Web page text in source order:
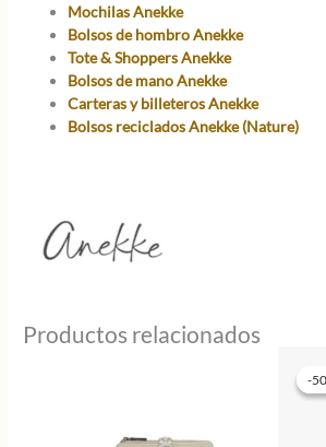
Mochilas Anekke
Bolsos de hombro Anekke
Tote & Shoppers Anekke
Bolsos de mano Anekke
Carteras y billeteros Anekke
Bolsos reciclados Anekke (Nature)
Productos relacionados
--